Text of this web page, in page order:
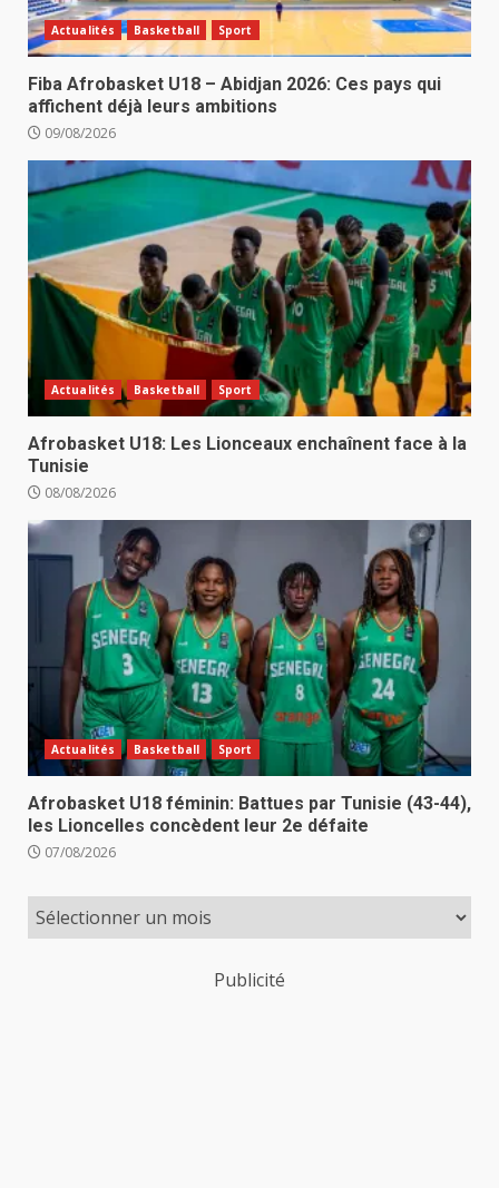
Actualités Basketball Sport
Fiba Afrobasket U18 – Abidjan 2026: Ces pays qui
affichent déjà leurs ambitions
09/08/2026
Actualités Basketball Sport
Afrobasket U18: Les Lionceaux enchaînent face à la
Tunisie
08/08/2026
Actualités Basketball Sport
Afrobasket U18 féminin: Battues par Tunisie (43-44),
les Lioncelles concèdent leur 2e défaite
07/08/2026
Publicité